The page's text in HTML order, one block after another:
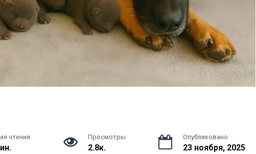
чтения Просмотры
2.8к.
Опубликовано
23 ноября, 2025